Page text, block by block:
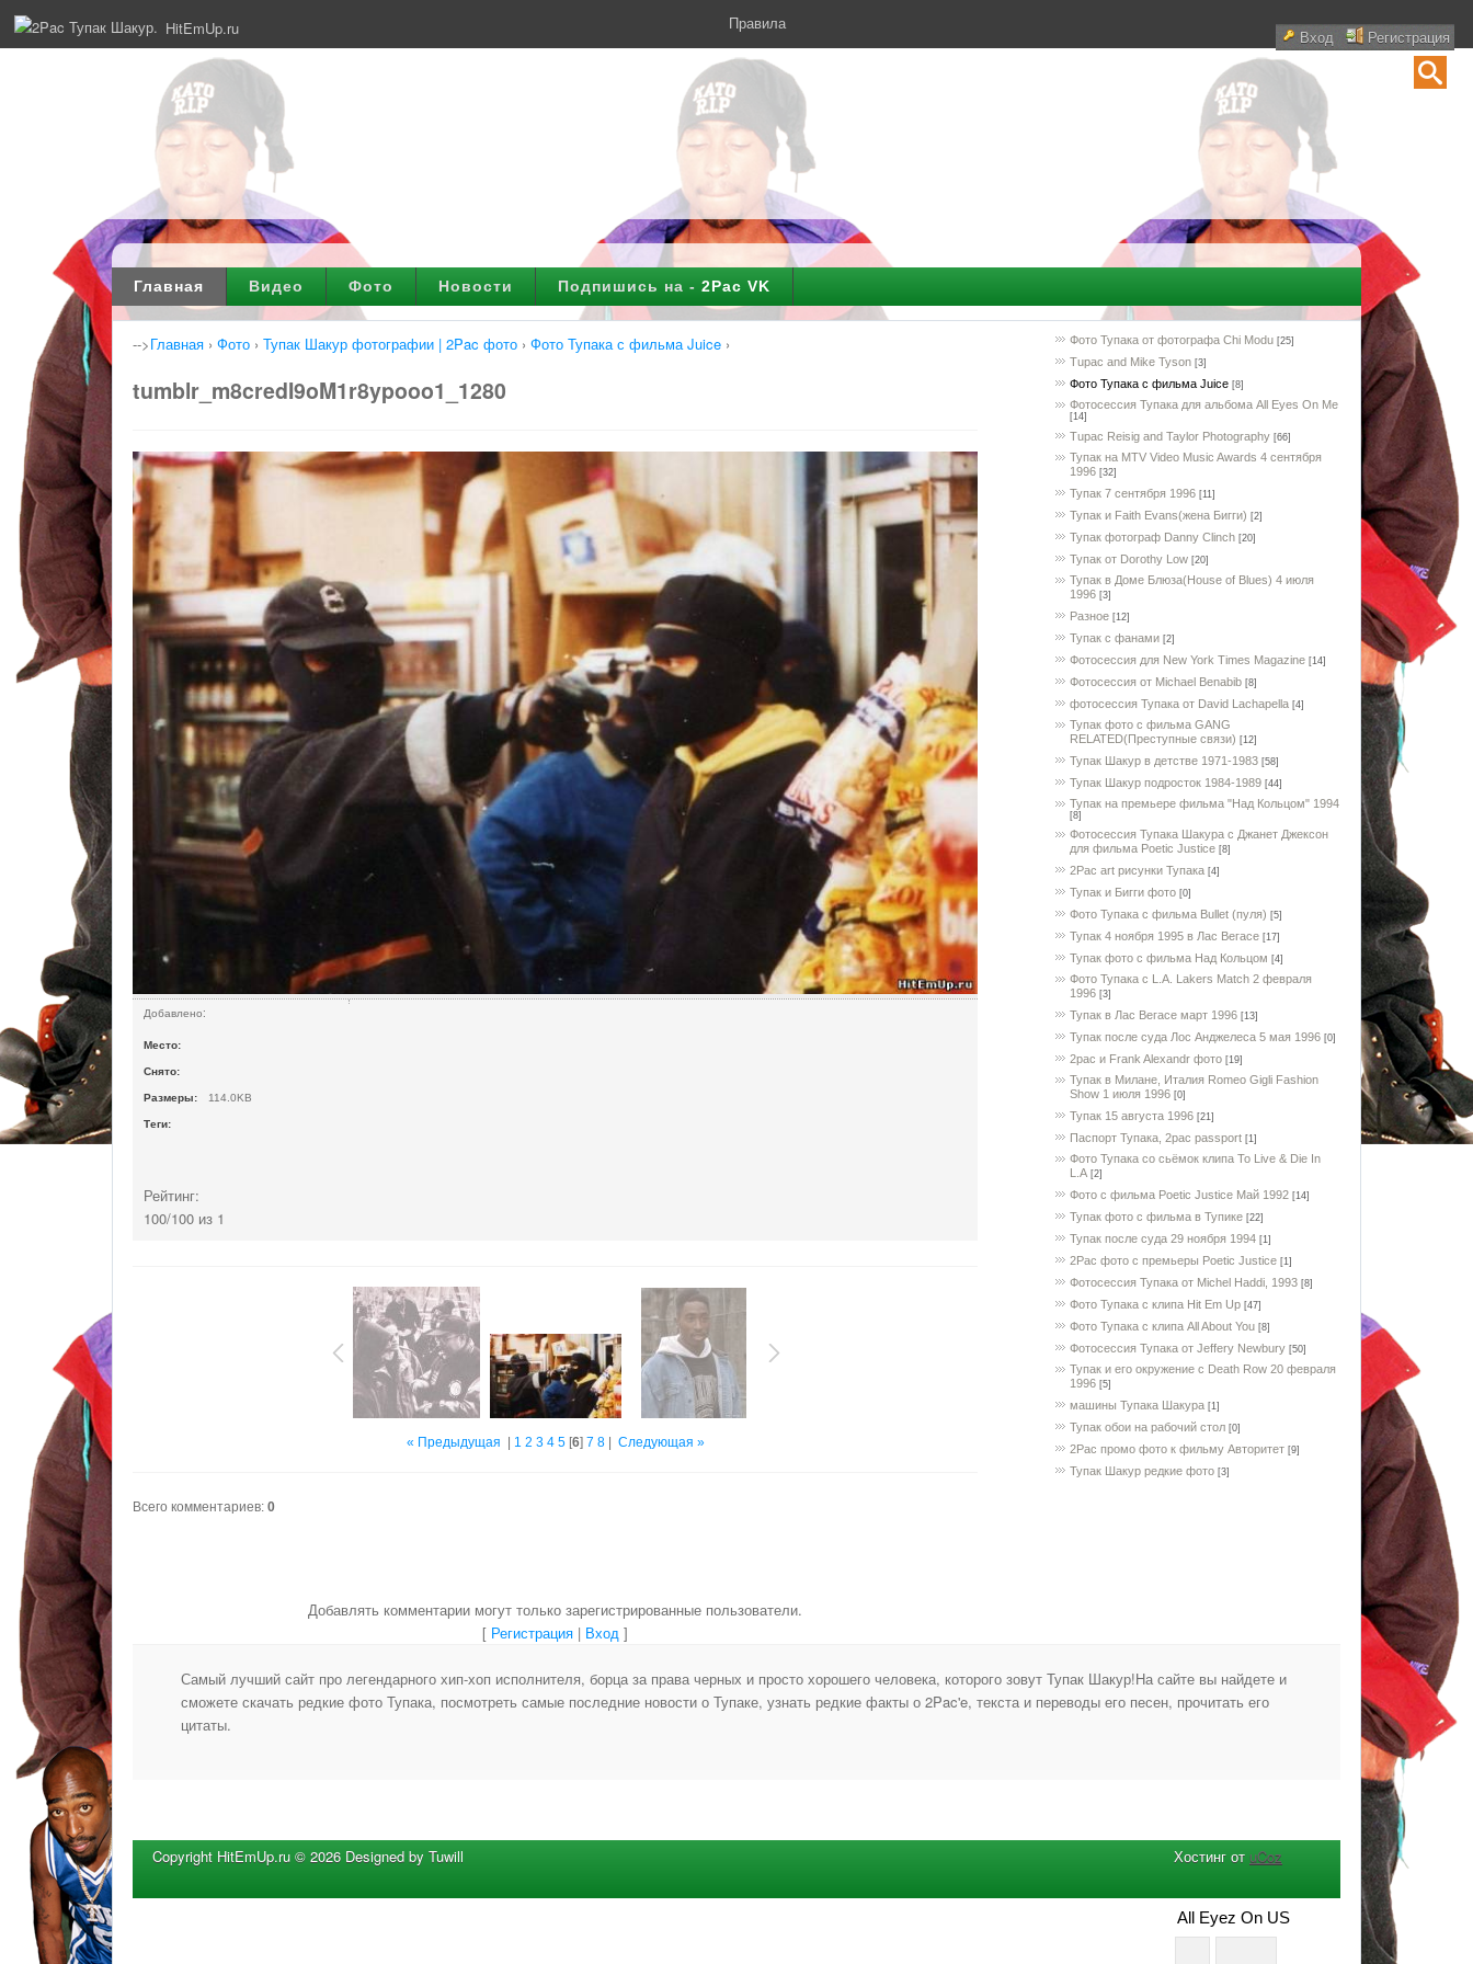
HitEmUp.ru Вход Регистрация
Правила
Главная Видео Фото Новости Подпишись на - 2Pac VK
Фото Тупака от фотографа Chi Modu [25]
Tupac and Mike Tyson [3]
Фото Тупака с фильма Juice [8]
Фотосессия Тупака для альбома All Eyes On Me
[14]
Tupac Reisig and Taylor Photography [66]
Тупак на MTV Video Music Awards 4 сентября
1996 [32]
Тупак 7 сентября 1996 [11]
Тупак и Faith Evans(жена Бигги) [2]
Тупак фотограф Danny Clinch [20]
Тупак от Dorothy Low [20]
Тупак в Доме Блюза(House of Blues) 4 июля
1996 [3]
Разное [12]
Тупак с фанами [2]
Фотосессия для New York Times Magazine [14]
Фотосессия от Michael Benabib [8]
фотосессия Тупака от David Lachapella [4]
Тупак фото с фильма GANG
RELATED(Преступные связи) [12]
Тупак Шакур в детстве 1971-1983 [58]
Тупак Шакур подросток 1984-1989 [44]
Тупак на премьере фильма "Над Кольцом" 1994
[8]
Фотосессия Тупака Шакура с Джанет Джексон
для фильма Poetic Justice [8]
2Pac art рисунки Тупака [4]
Тупак и Бигги фото [0]
Фото Тупака с фильма Bullet (пуля) [5]
Тупак 4 ноября 1995 в Лас Вегасе [17]
Тупак фото с фильма Над Кольцом [4]
Фото Тупака с L.A. Lakers Match 2 февраля
1996 [3]
Тупак в Лас Вегасе март 1996 [13]
Тупак после суда Лос Анджелеса 5 мая 1996 [0]
2pac и Frank Alexandr фото [19]
Тупак в Милане, Италия Romeo Gigli Fashion
Show 1 июля 1996 [0]
Тупак 15 августа 1996 [21]
Паспорт Тупака, 2pac passport [1]
Фото Тупака со сьёмок клипа To Live & Die In
L.A [2]
Фото с фильма Poetic Justice Май 1992 [14]
Тупак фото с фильма в Тупике [22]
Тупак после суда 29 ноября 1994 [1]
2Pac фото с премьеры Poetic Justice [1]
Фотосессия Тупака от Michel Haddi, 1993 [8]
Фото Тупака с клипа Hit Em Up [47]
Фото Тупака с клипа All About You [8]
Фотосессия Тупака от Jeffery Newbury [50]
Тупак и его окружение с Death Row 20 февраля
1996 [5]
машины Тупака Шакура [1]
Тупак обои на рабочий стол [0]
2Pac промо фото к фильму Авторитет [9]
Тупак Шакур редкие фото [3]
-->Главная › Фото › Тупак Шакур фотографии | 2Pac фото › Фото Тупака с фильма Juice ›
tumblr_m8credI9oM1r8ypooo1_1280
Добавлено:
Место:
Снято:
Размеры: 114.0KB
Теги:
Рейтинг:
100/100 из 1
« Предыдущая 1 2 3 4 5[6] 7 8| Следующая »
Всего комментариев: 0
Добавлять комментарии могут только зарегистрированные пользователи.
[ Регистрация | Вход ]
Самый лучший сайт про легендарного хип-хоп исполнителя, борца за права черных и просто хорошего человека, которого зовут Тупак Шакур!На сайте вы найдете и
сможете скачать редкие фото Тупака, посмотреть самые последние новости о Тупаке, узнать редкие факты о 2Pac'e, текста и переводы его песен, прочитать его
цитаты.
Copyright HitEmUp.ru © 2026 Designed by Tuwill Хостинг от uCoz
All Eyez On US